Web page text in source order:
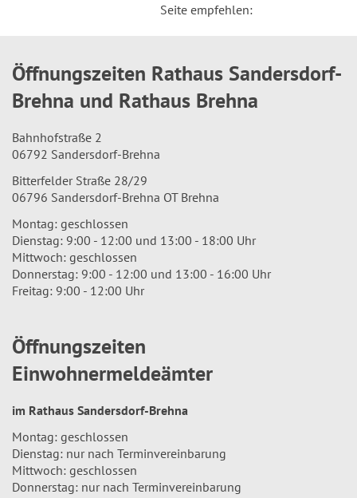
Seite empfehlen:
Öffnungszeiten Rathaus Sandersdorf-
Brehna und Rathaus Brehna
Bahnhofstraße 2
06792 Sandersdorf-Brehna
Bitterfelder Straße 28/29
06796 Sandersdorf-Brehna OT Brehna
Montag: geschlossen
Dienstag: 9:00 - 12:00 und 13:00 - 18:00 Uhr
Mittwoch: geschlossen
Donnerstag: 9:00 - 12:00 und 13:00 - 16:00 Uhr
Freitag: 9:00 - 12:00 Uhr
Öffnungszeiten
Einwohnermeldeämter
im Rathaus Sandersdorf-Brehna
Montag: geschlossen
Dienstag: nur nach Terminvereinbarung
Mittwoch: geschlossen
Donnerstag: nur nach Terminvereinbarung